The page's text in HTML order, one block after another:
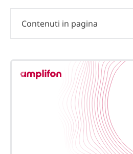
Contenuti in pagina